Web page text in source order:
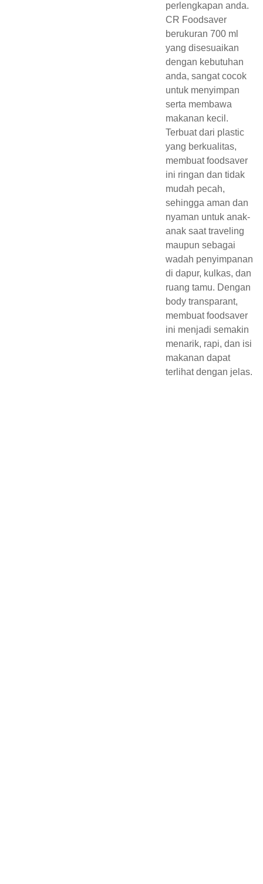
perlengkapan anda.
CR Foodsaver
berukuran 700 ml
yang disesuaikan
dengan kebutuhan
anda, sangat cocok
untuk menyimpan
serta membawa
makanan kecil.
Terbuat dari plastic
yang berkualitas,
membuat foodsaver
ini ringan dan tidak
mudah pecah,
sehingga aman dan
nyaman untuk anak-
anak saat traveling
maupun sebagai
wadah penyimpanan
di dapur, kulkas, dan
ruang tamu. Dengan
body transparant,
membuat foodsaver
ini menjadi semakin
menarik, rapi, dan isi
makanan dapat
terlihat dengan jelas.